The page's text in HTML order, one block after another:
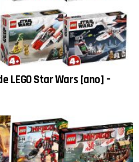
LEGO Star Wars [ano] –